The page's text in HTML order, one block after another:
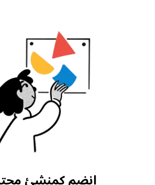
انضم كمنشئ محتوى